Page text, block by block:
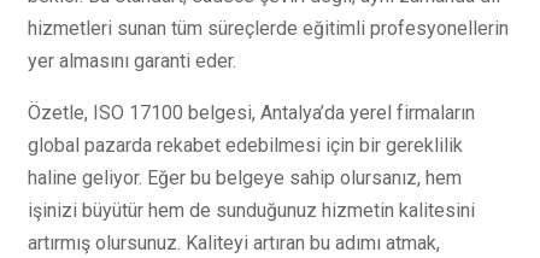
hizmetleri sunan tüm süreçlerde eğitimli profesyonellerin
yer almasını garanti eder.
Özetle, ISO 17100 belgesi, Antalya’da yerel firmaların
global pazarda rekabet edebilmesi için bir gereklilik
haline geliyor. Eğer bu belgeye sahip olursanız, hem
işinizi büyütür hem de sunduğunuz hizmetin kalitesini
artırmış olursunuz. Kaliteyi artıran bu adımı atmak,